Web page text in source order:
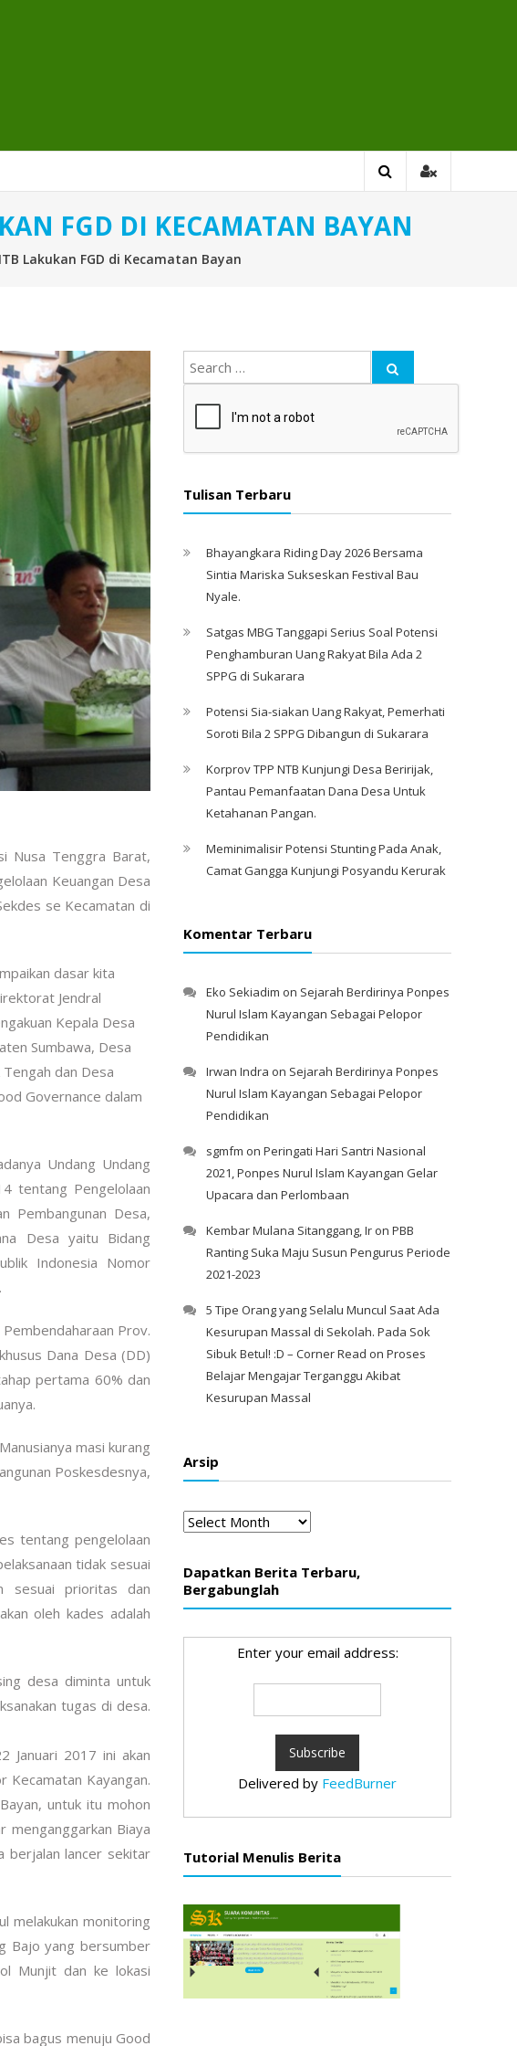
FGD DI KECAMATAN BAYAN
Lakukan FGD di Kecamatan Bayan
Nusa Tenggra Barat,
Keuangan Desa
se Kecamatan di
dasar kita
Jendral
Kepala Desa
Sumbawa, Desa
dan Desa
Governance dalam
Undang Undang
tentang Pengelolaan
Pembangunan Desa,
Desa yaitu Bidang
Indonesia Nomor
Prov.
Dana Desa (DD)
pertama 60% dan
masi kurang
Poskesdesnya,
tentang pengelolaan
tidak sesuai
sesuai prioritas dan
oleh kades adalah
desa diminta untuk
tugas di desa.
Januari 2017 ini akan
Kecamatan Kayangan.
untuk itu mohon
menganggarkan Biaya
berjalan lancer sekitar
melakukan monitoring
Bajo yang bersumber
Munjit dan ke lokasi
bagus menuju Good
Tulisan Terbaru
Bhayangkara Riding Day 2026 Bersama
Sintia Mariska Sukseskan Festival Bau
Nyale. ‎
Satgas MBG Tanggapi Serius Soal Potensi
Penghamburan Uang Rakyat Bila Ada 2
SPPG di Sukarara
Potensi Sia-siakan Uang Rakyat, Pemerhati
Soroti Bila 2 SPPG Dibangun di Sukarara
Korprov TPP NTB Kunjungi Desa Beririjak,
Pantau Pemanfaatan Dana Desa Untuk
Ketahanan Pangan.
Meminimalisir Potensi Stunting Pada Anak,
Camat Gangga Kunjungi Posyandu Kerurak
Komentar Terbaru
Eko Sekiadim on Sejarah Berdirinya Ponpes
Nurul Islam Kayangan Sebagai Pelopor
Pendidikan
Irwan Indra on Sejarah Berdirinya Ponpes
Nurul Islam Kayangan Sebagai Pelopor
Pendidikan
sgmfm on Peringati Hari Santri Nasional
2021, Ponpes Nurul Islam Kayangan Gelar
Upacara dan Perlombaan
Kembar Mulana Sitanggang, Ir on PBB
Ranting Suka Maju Susun Pengurus Periode
2021-2023
5 Tipe Orang yang Selalu Muncul Saat Ada
Kesurupan Massal di Sekolah. Pada Sok
Sibuk Betul! :D – Corner Read on Proses
Belajar Mengajar Terganggu Akibat
Kesurupan Massal
Arsip
Arsip
Dapatkan Berita Terbaru,
Bergabunglah
Enter your email address:
Delivered by FeedBurner
Tutorial Menulis Berita